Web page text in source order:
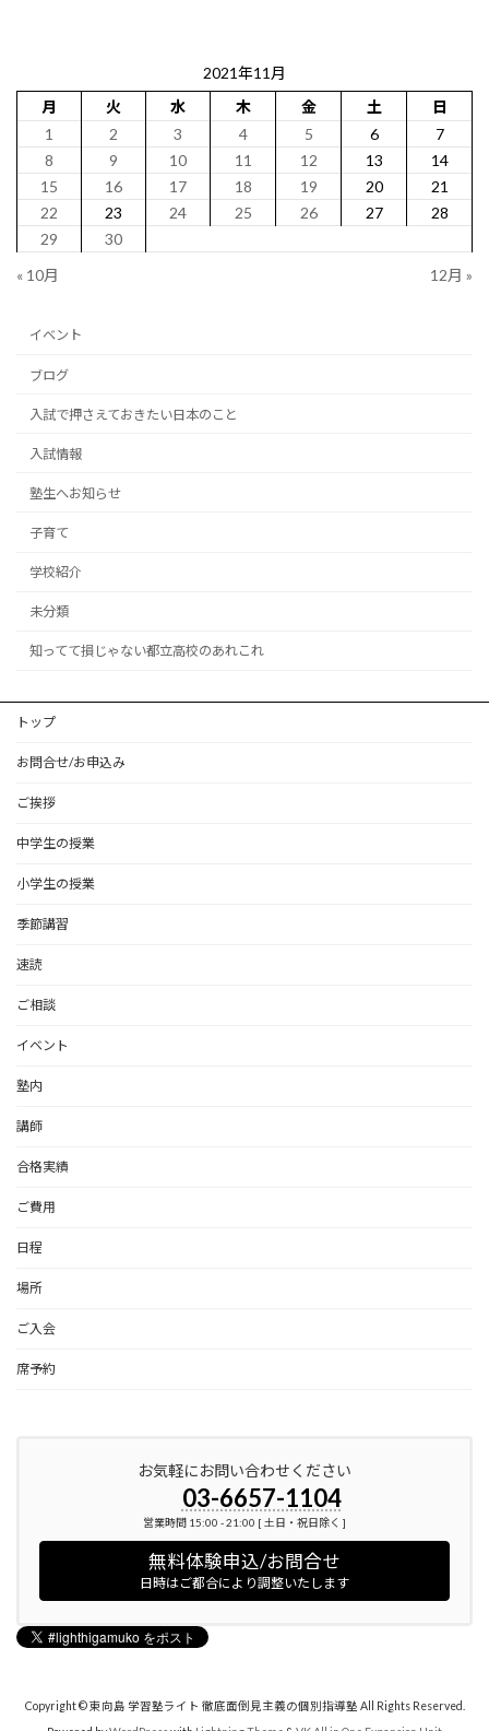
2021年11月
月
火 水 木 金 土
日
1
2 3 4 5 6
7
8
9 10 11 12 13
14
15
16 17 18 19 20
21
22
23 24 25 26 27
28
29
30
« 10月
12月 »
イベント
ブログ
入試で押さえておきたい日本のこと
入試情報
塾生へお知らせ
子育て
学校紹介
未分類
知ってて損じゃない都立高校のあれこれ
トップ
お問合せ/お申込み
ご挨拶
中学生の授業
小学生の授業
季節講習
速読
ご相談
イベント
塾内
講師
合格実績
ご費用
日程
場所
ご入会
席予約
お気軽にお問い合わせください
03-6657-1104
営業時間 15:00 - 21:00 [ 土日・祝日除く ]
無料体験申込/お問合せ
日時はご都合により調整いたします
Copyright © 東向島 学習塾ライト 徹底面倒見主義の個別指導塾 All Rights Reserved.